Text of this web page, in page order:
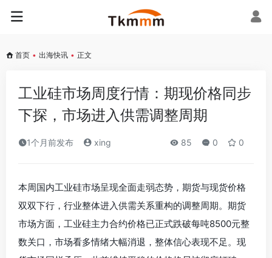
首页 • 出海快讯 • 正文
工业硅市场周度行情：期现价格同步
下探，市场进入供需调整周期
1个月前发布 xing 85 0 0
本周国内工业硅市场呈现全面走弱态势，期货与现货价格
双双下行，行业整体进入供需关系重构的调整周期。期货
市场方面，工业硅主力合约价格已正式跌破每吨8500元整
数关口，市场看多情绪大幅消退，整体信心表现不足。现